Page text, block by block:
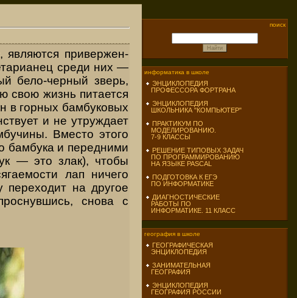
являются привержен­
среди них —
бело-черный зверь,
свою жизнь питается
в горных бамбуковых
и не утруждает
Вместо этого
бамбу­ка и передними
— это злак), чтобы
лап ничего
переходит на другое
снова с
поиск
информатика в школе
ЭНЦИКЛОПЕДИЯ
ПРОФЕССОРА ФОРТРАНА
ЭНЦИКЛОПЕДИЯ
ШКОЛЬНИКА "КОМПЬЮТЕР"
ПРАКТИКУМ ПО
МОДЕЛИРОВАНИЮ.
7-9 КЛАССЫ
РЕШЕНИЕ ТИПОВЫХ ЗАДАЧ
ПО ПРОГРАММИРОВАНИЮ
НА ЯЗЫКЕ PASCAL
ПОДГОТОВКА К ЕГЭ
ПО ИНФОРМАТИКЕ
ДИАГНОСТИЧЕСКИЕ
РАБОТЫ ПО
ИНФОРМАТИКЕ. 11 КЛАСС
география в школе
ГЕОГРАФИЧЕСКАЯ
ЭНЦИКЛОПЕДИЯ
ЗАНИМАТЕЛЬНАЯ
ГЕОГРАФИЯ
ЭНЦИКЛОПЕДИЯ
ГЕОГРАФИЯ РОССИИ